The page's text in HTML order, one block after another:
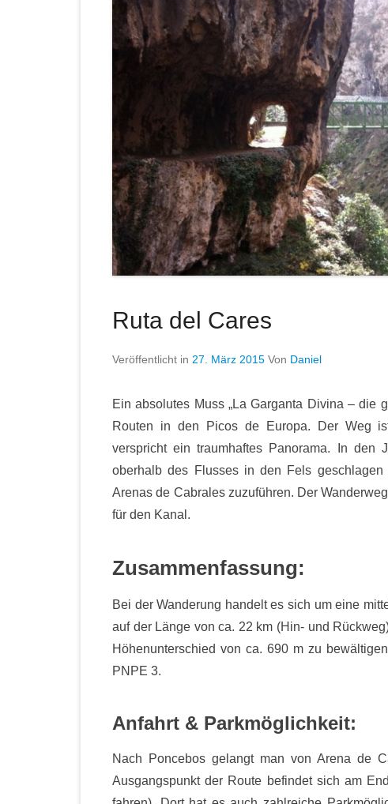
Ruta del Cares
Veröffentlicht in 27. März 2015 Von Daniel
Ein absolutes Muss „La Garganta Divina – die
Routen in den Picos de Europa. Der Weg
verspricht ein traumhaftes Panorama. In
oberhalb des Flusses in den Fels
Arenas de Cabrales zuzuführen. Der
für den Kanal.
Zusammenfassung:
Bei der Wanderung handelt es sich um eine
auf der Länge von ca. 22 km (Hin- und
Höhenunterschied von ca. 690 m zu
PNPE 3.
Anfahrt & Parkmöglichkeit:
Nach Poncebos gelangt man von Arena de
Ausgangspunkt der Route befindet sich am